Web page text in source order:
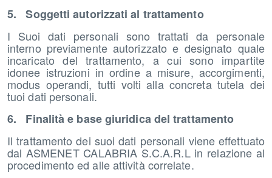
5. Soggetti autorizzati al trattamento
I Suoi dati personali sono trattati da personale
interno previamente autorizzato e designato quale
incaricato del trattamento, a cui sono impartite
idonee istruzioni in ordine a misure, accorgimenti,
modus operandi, tutti volti alla concreta tutela dei
tuoi dati personali.
6. Finalità e base giuridica del trattamento
Il trattamento dei suoi dati personali viene effettuato
dal ASMENET CALABRIA S.C.A.R.L in relazione al
procedimento ed alle attività correlate.